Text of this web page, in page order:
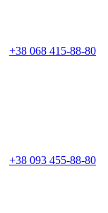
+38 068 415-88-80
+38 093 455-88-80